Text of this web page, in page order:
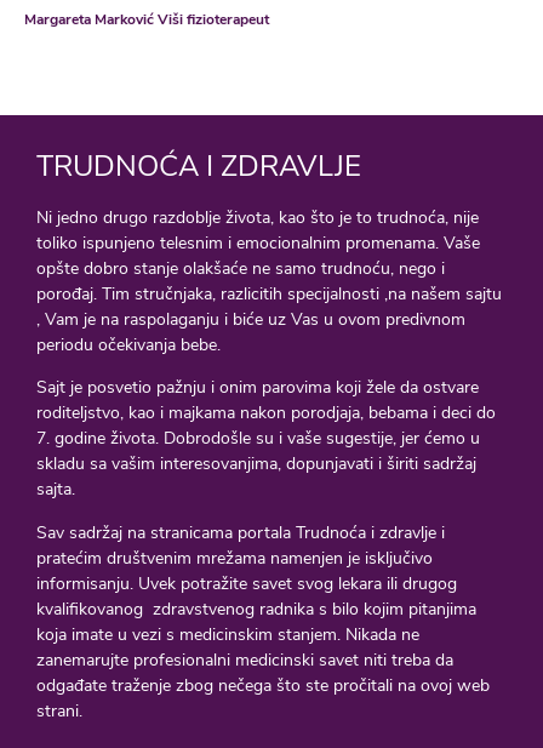
Margareta Marković Viši fizioterapeut
TRUDNOĆA I ZDRAVLJE
Ni jedno drugo razdoblje života, kao što je to trudnoća, nije
toliko ispunjeno telesnim i emocionalnim promenama. Vaše
opšte dobro stanje olakšaće ne samo trudnoću, nego i
porođaj. Tim stručnjaka, razlicitih specijalnosti ,na našem sajtu
, Vam je na raspolaganju i biće uz Vas u ovom predivnom
periodu očekivanja bebe.
Sajt je posvetio pažnju i onim parovima koji žele da ostvare
roditeljstvo, kao i majkama nakon porodjaja, bebama i deci do
7. godine života. Dobrodošle su i vaše sugestije, jer ćemo u
skladu sa vašim interesovanjima, dopunjavati i širiti sadržaj
sajta.
Sav sadržaj na stranicama portala Trudnoća i zdravlje i
pratećim društvenim mrežama namenjen je isključivo
informisanju. Uvek potražite savet svog lekara ili drugog
kvalifikovanog zdravstvenog radnika s bilo kojim pitanjima
koja imate u vezi s medicinskim stanjem. Nikada ne
zanemarujte profesionalni medicinski savet niti treba da
odgađate traženje zbog nečega što ste pročitali na ovoj web
strani.